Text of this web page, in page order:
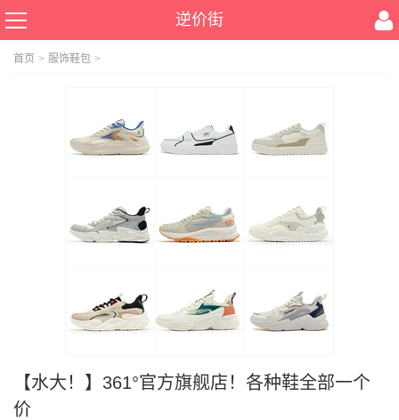
逆价街
首页 > 服饰鞋包 >
【水大！】361°官方旗舰店！各种鞋全部一个
价